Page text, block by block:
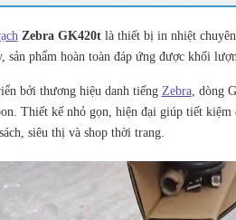
Zebra GK420tlà thiết bị in nhiệt
sản phẩm hoàn toàn đáp ứng được khối
bởi thương hiệu danh tiếng Zebra, dòng
Thiết kế nhỏ gọn, hiện đại giúp tiết
siêu thị và shop thời trang.